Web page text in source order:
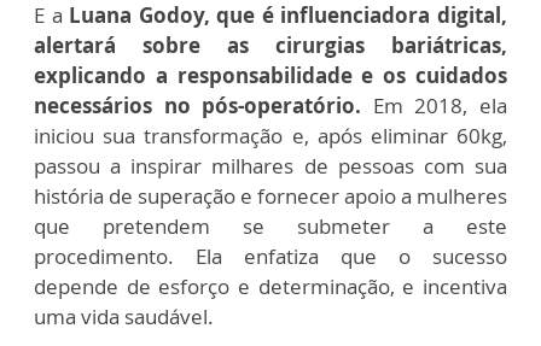
E a Luana Godoy, que é influenciadora digital,
alertará sobre as cirurgias bariátricas,
explicando a responsabilidade e os cuidados
necessários no pós-operatório. Em 2018, ela
iniciou sua transformação e, após eliminar 60kg,
passou a inspirar milhares de pessoas com sua
história de superação e fornecer apoio a mulheres
que pretendem se submeter a este
procedimento. Ela enfatiza que o sucesso
depende de esforço e determinação, e incentiva
uma vida saudável.